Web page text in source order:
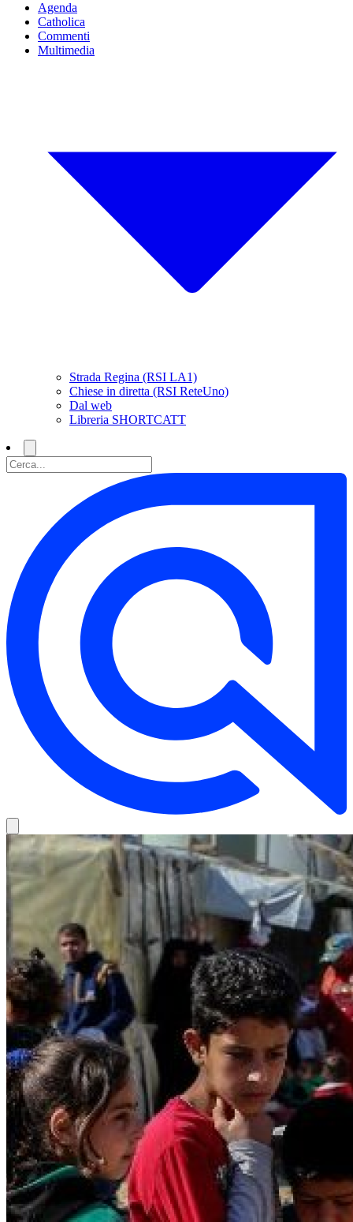
Agenda
Catholica
Commenti
Multimedia
Strada Regina (RSI LA1)
Chiese in diretta (RSI ReteUno)
Dal web
Libreria SHORTCATT